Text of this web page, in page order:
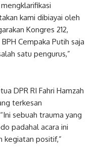
kami dibiayai oleh
Kongres 212,
Cempaka Putih saja
satu pengurus,”
DPR RI Fahri Hamzah
terkesan
sebuah trauma yang
padahal acara ini
kegiatan positif,”